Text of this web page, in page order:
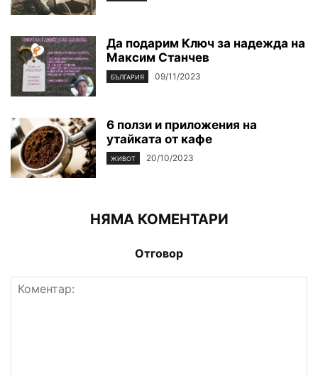
Да подарим Ключ за надежда на
Максим Станчев
БЪЛГАРИЯ 09/11/2023
6 ползи и приложения на
утайката от кафе
ЖИВОТ 20/10/2023
НЯМА КОМЕНТАРИ
Отговор